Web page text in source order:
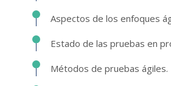
Aspectos de los enfoques
Estado de las pruebas en
Métodos de pruebas ágiles.